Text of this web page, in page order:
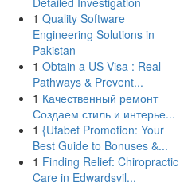
1 Quality Software
Engineering Solutions in
Pakistan
1 Obtain a US Visa : Real
Pathways & Prevent...
1 Качественный ремонт
Создаем стиль и интерье...
1 {Ufabet Promotion: Your
Best Guide to Bonuses &...
1 Finding Relief: Chiropractic
Care in Edwardsvil...